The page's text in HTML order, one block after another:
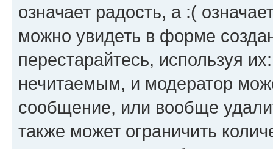
означает радость, а :(
можно увидеть в форме
перестарайтесь, используя
нечитаемым, и модератор
сообщение, или вообще
также может ограничить